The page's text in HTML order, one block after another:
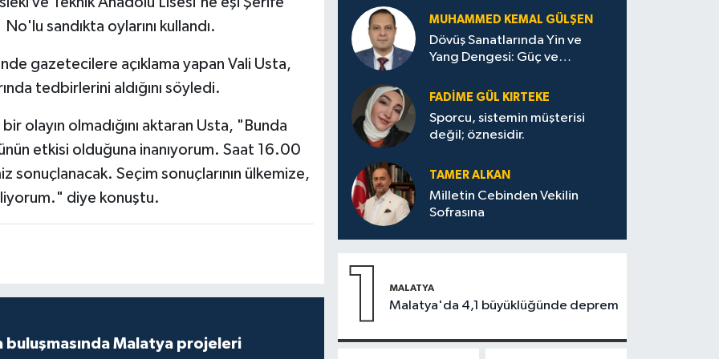
sandıkta oylarını kullandı.
gazetecilere açıklama yapan Vali Usta,
tedbirlerini aldığını söyledi.
olayın olmadığını aktaran Usta, "Bunda
etkisi olduğuna inanıyorum. Saat 16.00
sonuçlanacak. Seçim sonuçlarının ülkemize,
diye konuştu.
buluşmasında Malatya projeleri
MUHAMMED KEMAL GÜLŞEN
Dövüş Sanatlarında Yin ve
Yang Dengesi: Güç ve
FADIME GÜL KIRTEKE
Sporcu, sistemin müşterisi
değil; öznesidir.
TAMER ALKAN
Milletin Cebinden Vekilin
Sofrasına
1 MALATYA
Malatya'da 4,1 büyüklüğünde deprem